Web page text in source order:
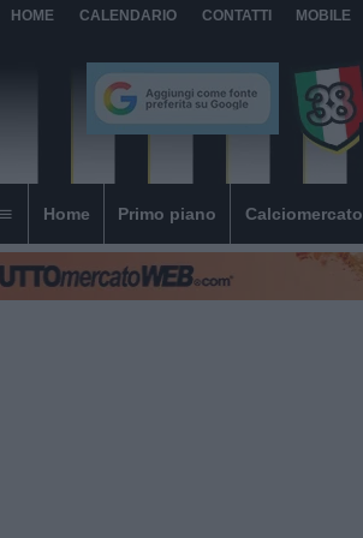
HOME CALENDARIO CONTATTI MOBILE
Home Primo piano Calciomercato